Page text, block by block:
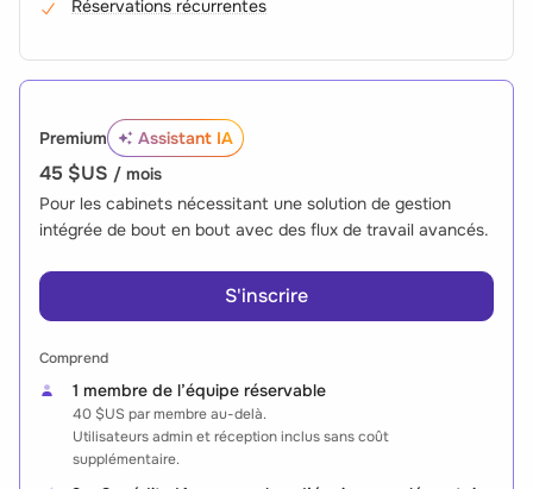
Réservations récurrentes
Premium Assistant IA
45 $US / mois
Pour les cabinets nécessitant une solution de gestion
intégrée de bout en bout avec des flux de travail avancés.
S'inscrire
Comprend
1 membre de l’équipe réservable
40 $US par membre au-delà.
Utilisateurs admin et réception inclus sans coût
supplémentaire.